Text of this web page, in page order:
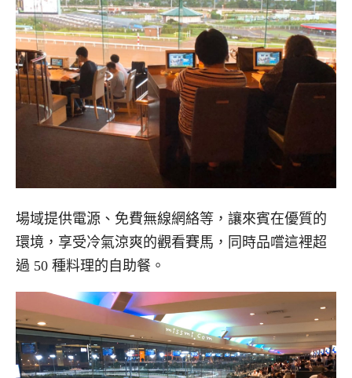
場域提供電源、免費無線網絡等，讓來賓在優質的
環境，享受冷氣涼爽的觀看賽馬，同時品嚐這裡超
過 50 種料理的自助餐。